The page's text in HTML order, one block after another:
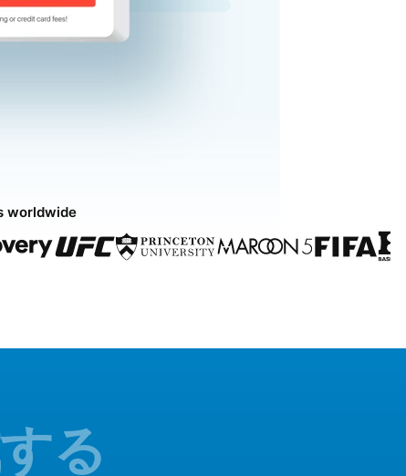
worldwide
る